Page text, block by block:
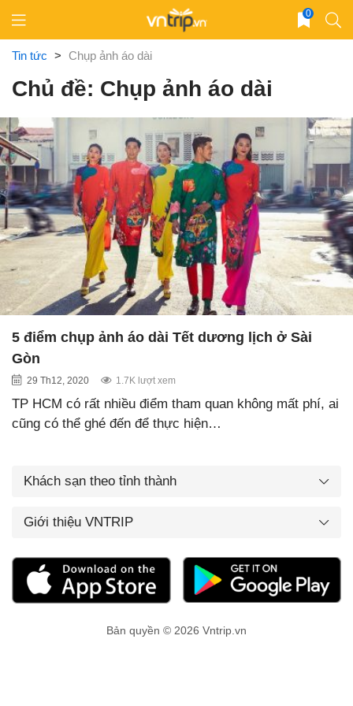
content
0
Tin tức > Chụp ảnh áo dài
Chủ đề: Chụp ảnh áo dài
5 điểm chụp ảnh áo dài Tết dương lịch ở Sài
Gòn
29 Th12, 2020 1.7K lượt xem
TP HCM có rất nhiều điểm tham quan không mất phí, ai
cũng có thể ghé đến để thực hiện…
Khách sạn theo tỉnh thành
Giới thiệu VNTRIP
Bản quyền © 2026 Vntrip.vn